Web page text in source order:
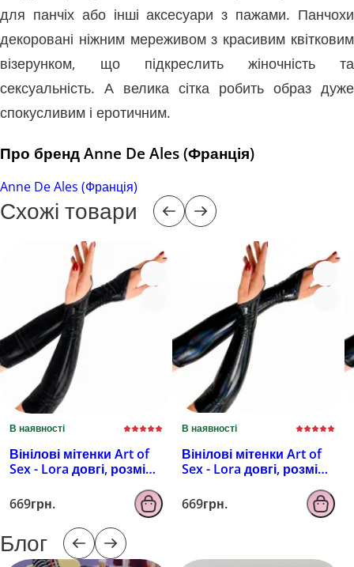
для панчіх або інші аксесуари з пажами. Панчохи
декоровані ніжним мереживом з красивим квітковим
візерунком, що підкреслить жіночність та
сексуальність. А велика сітка робить образ дуже
спокусливим і еротичним.
Про бренд Anne De Ales (Франція)
Anne De Ales (Франція)
Схожі товари
В наявності
Вінілові мітенки Art of
Sex - Lora довгі, розмір
ефектом мокрого
оксамиту
669грн.
В наявності
Вінілові мітенки Art of
Sex - Lora довгі, розмір
ефектом голограми
669грн.
Блог